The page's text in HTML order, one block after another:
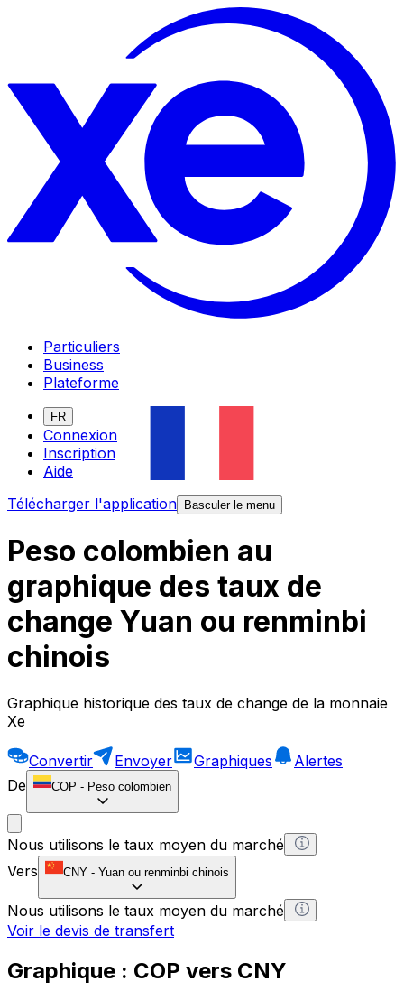
Particuliers
Business
Plateforme
FR
Connexion
Inscription
Aide
Télécharger l'application
Basculer le menu
Peso colombien au
graphique des taux de
change Yuan ou renminbi
chinois
Graphique historique des taux de change de la monnaie
Xe
Convertir Envoyer Graphiques
Alertes
De
COP - Peso colombien
Nous utilisons le taux moyen du marché
Vers
CNY - Yuan ou renminbi chinois
Nous utilisons le taux moyen du marché
Voir le devis de transfert
Graphique : COP vers CNY